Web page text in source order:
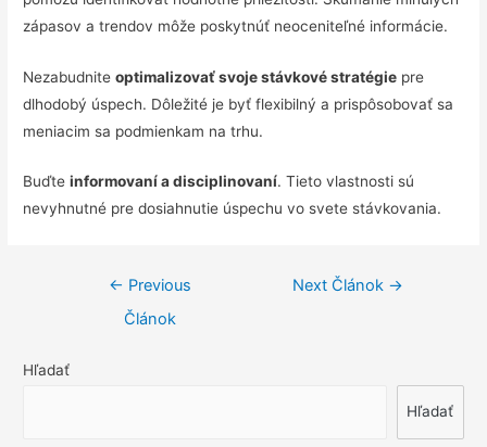
zápasov a trendov môže poskytnúť neoceniteľné informácie.
Nezabudniteoptimalizovať svoje stávkové stratégie pre
dlhodobý úspech. Dôležité je byť flexibilný a prispôsobovať sa
meniacim sa podmienkam na trhu.
Buďteinformovaní a disciplinovaní. Tieto vlastnosti sú
nevyhnutné pre dosiahnutie úspechu vo svete stávkovania.
Navigácia
← Previous
Článok
Next Článok →
Hľadať
Hľadať